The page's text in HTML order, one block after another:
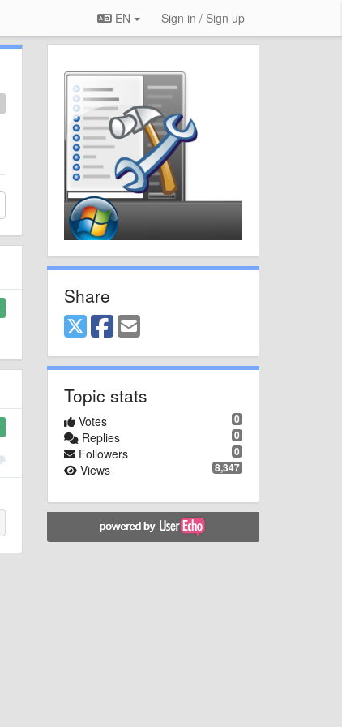
EN Sign in / Sign up
Share
Topic stats
0
Votes
0
Replies
0
Followers
8,347
Views